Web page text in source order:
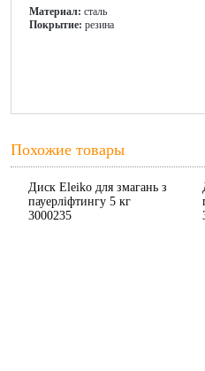
Материал: cталь
Покрытие: резина
Похожие товары
Диск Eleiko для змагань з
пауерліфтингу 5 кг
3000235